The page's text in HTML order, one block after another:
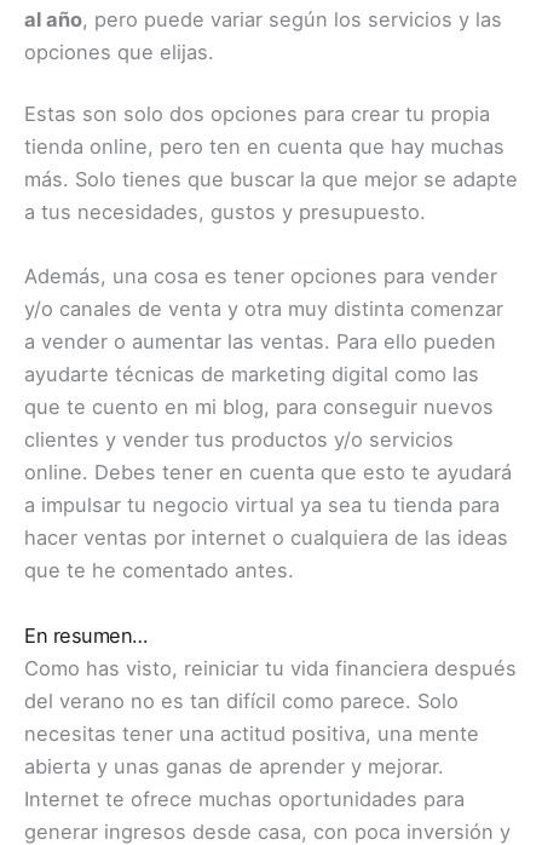
al año, pero puede variar según los servicios y las
opciones que elijas.
Estas son solo dos opciones para crear tu propia
tienda online, pero ten en cuenta que hay muchas
más. Solo tienes que buscar la que mejor se adapte
a tus necesidades, gustos y presupuesto.
Además, una cosa es tener opciones para vender
y/o canales de venta y otra muy distinta comenzar
a vender o aumentar las ventas. Para ello pueden
ayudarte técnicas de marketing digital como las
que te cuento en mi blog, para conseguir nuevos
clientes y vender tus productos y/o servicios
online. Debes tener en cuenta que esto te ayudará
a impulsar tu negocio virtual ya sea tu tienda para
hacer ventas por internet o cualquiera de las ideas
que te he comentado antes.
En resumen…
Como has visto, reiniciar tu vida financiera después
del verano no es tan difícil como parece. Solo
necesitas tener una actitud positiva, una mente
abierta y unas ganas de aprender y mejorar.
Internet te ofrece muchas oportunidades para
generar ingresos desde casa, con poca inversión y